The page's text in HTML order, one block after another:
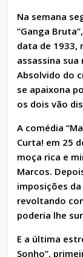
Na semana
“Ganga
data de 1933,
assassina
Absolvido do
se apaixona
os dois vão
A comédia
Curta! em 25
moça rica e
Marcos.
imposições
revoltando
poderia lhe
E a última
Sonho”,